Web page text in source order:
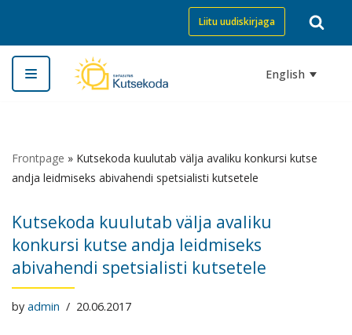
Skip
to
content
Liitu uudiskirjaga
English
Frontpage » Kutsekoda kuulutab välja avaliku konkursi kutse
andja leidmiseks abivahendi spetsialisti kutsetele
Kutsekoda kuulutab välja avaliku
konkursi kutse andja leidmiseks
abivahendi spetsialisti kutsetele
by admin 20.06.2017